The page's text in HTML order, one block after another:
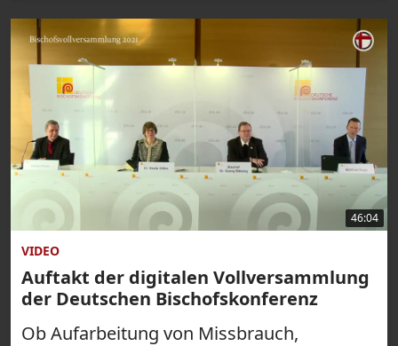
46:04
VIDEO
Auftakt der digitalen Vollversammlung
der Deutschen Bischofskonferenz
Ob Aufarbeitung von Missbrauch,